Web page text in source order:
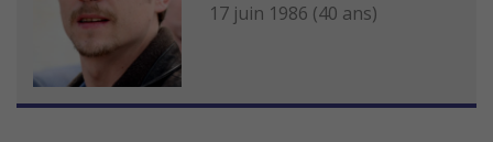
17 juin 1986 (40 ans)